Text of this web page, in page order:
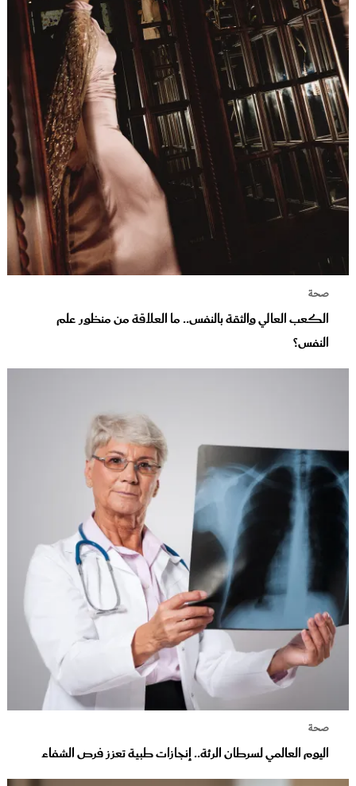
صحة
الكعب العالي والثقة بالنفس.. ما العلاقة من منظور علم
النفس؟
صحة
اليوم العالمي لسرطان الرئة.. إنجازات طبية تعزز فرص الشفاء